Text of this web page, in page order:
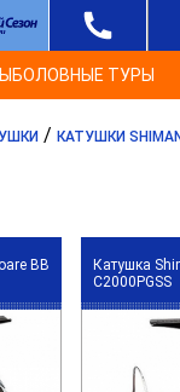
ТУРЫ
/ КАТУШКИ
BB
Катушка
C2000PGSS